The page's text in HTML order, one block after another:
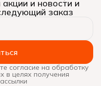
и новости и
заказ
согласие на обработку
в целях получения